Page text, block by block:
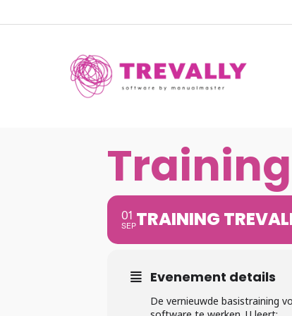
to
01
SEPTRAINING
Evenement details
De vernieuwde basistraining